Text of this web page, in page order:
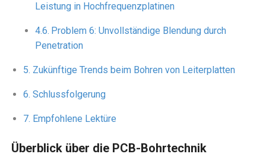
Leistung in Hochfrequenzplatinen
Problem 6: Unvollständige Blendung durch
Penetration
Zukünftige Trends beim Bohren von Leiterplatten
Schlussfolgerung
Empfohlene Lektüre
Überblick über die PCB-Bohrtechnik